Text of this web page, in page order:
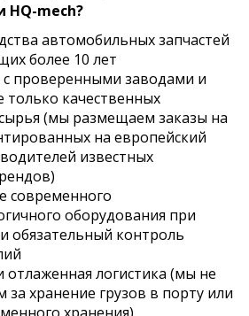
HQ-mech?
автомобильных запчастей
более 10 лет
с проверенными заводами и
только качественных
(мы размещаем заказы на
на европейский
известных
современного
оборудования при
обязательный контроль
отлаженная логистика (мы не
за хранение грузов в порту или